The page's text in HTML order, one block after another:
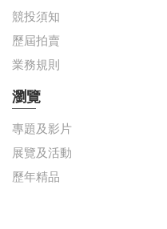
競投須知
歷屆拍賣
業務規則
瀏覽
專題及影片
展覽及活動
歷年精品